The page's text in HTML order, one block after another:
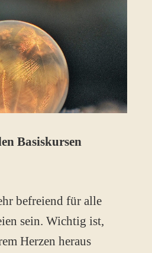
Basiskursen
befreiend für alle
sein. Wichtig ist,
Herzen heraus